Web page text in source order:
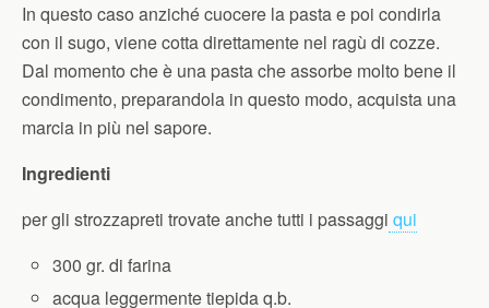
In questo caso anziché cuocere la pasta e poi condirla
con il sugo, viene cotta direttamente nel ragù di cozze.
Dal momento che è una pasta che assorbe molto bene il
condimento, preparandola in questo modo, acquista una
marcia in più nel sapore.
Ingredienti
per gli strozzapreti trovate anche tutti i passaggi qui
300 gr. di farina
acqua leggermente tiepida q.b.